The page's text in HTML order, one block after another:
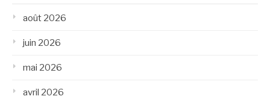
août 2026
juin 2026
mai 2026
avril 2026